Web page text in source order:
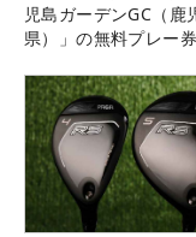
児島ガーデンGC（鹿
県）」の無料プレー